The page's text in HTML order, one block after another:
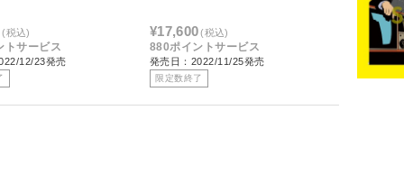
(税込)
トサービス
12/23発売
¥17,600(税込)
880ポイントサービス
発売日：2022/11/25発売
限定数終了